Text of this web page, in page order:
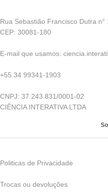
virtual
* Contém dica de animação 3D
Obs: Proibido o repasse desse
Material destinado ao Ensino
Médio busque na Lupa por
Rua Sebastião Francisco Dutra
CEP: 30081-180
E-mail que usamos:
+55 34 99341-1903
CNPJ: 37.243.831/0001-02
CIÊNCIA INTERATIVA LTDA
Politicas de Privacidade
Trocas ou devoluções